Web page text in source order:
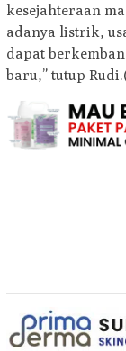
kesejahteraan
adanya listrik,
dapat
baru,” tutup